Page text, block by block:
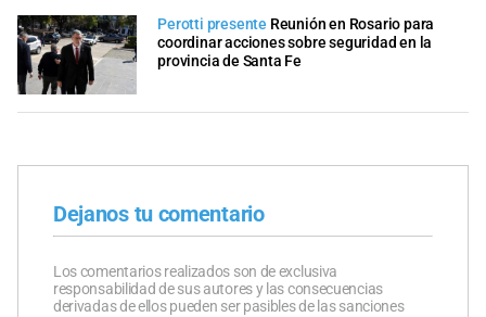
Perotti presente Reunión en Rosario para
coordinar acciones sobre seguridad en la
provincia de Santa Fe
Dejanos tu comentario
Los comentarios realizados son de exclusiva
responsabilidad de sus autores y las consecuencias
derivadas de ellos pueden ser pasibles de las sanciones